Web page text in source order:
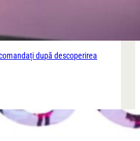
după descoperirea